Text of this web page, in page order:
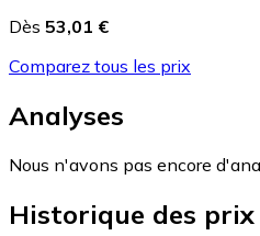
Dès 53,01 €
Comparez tous les prix
Analyses
Nous n'avons pas encore
Historique des prix